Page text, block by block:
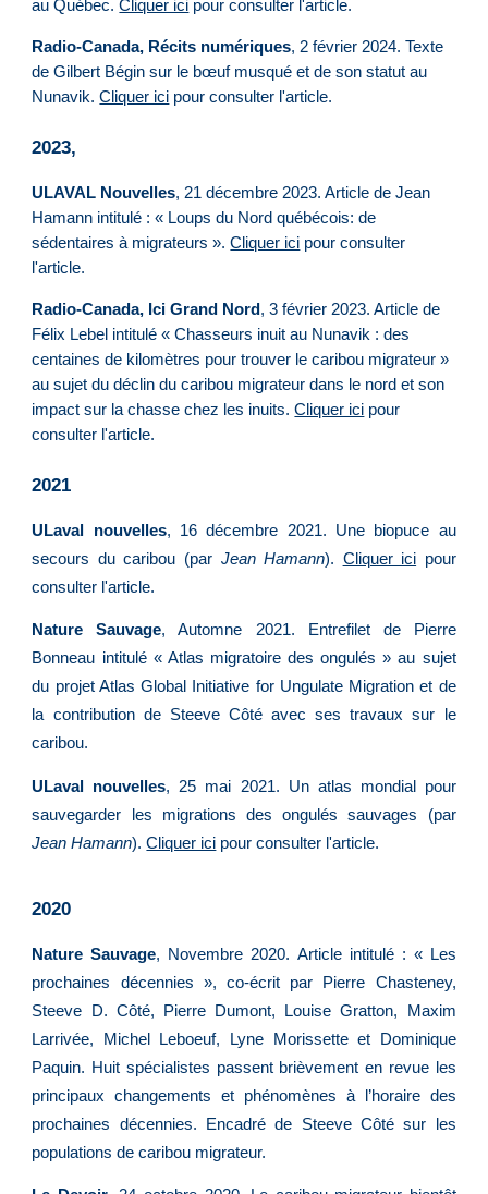
au Québec.Cliquer ici pour consulter l'article.
Radio-Canada, Récits numériques, 2 février 2024. Texte
de Gilbert Bégin sur le bœuf musqué et de son statut au
Nunavik. Cliquer ici pour consulter l'article.
2023,
ULAVAL Nouvelles, 21 décembre 2023. Article de Jean
Hamann intitulé : « Loups du Nord québécois: de
sédentaires à migrateurs ».Cliquer ici pour consulter
l'article.
Radio-Canada, Ici Grand Nord , 3 février 2023. Article de
Félix Lebel intitulé « Chasseurs inuit au Nunavik : des
centaines de kilomètres pour trouver le caribou migrateur »
au sujet du déclin du caribou migrateur dans le nord et son
impact sur la chasse chez les inuits. Cliquer ici pour
consulter l'article.
2021
ULaval nouvelles, 16 décembre 2021. Une biopuce au
secours du caribou (par Jean Hamann). Cliquer ici pour
consulter l'article.
Nature Sauvage, Automne 2021.
Entrefilet de Pierre
Bonneau intitulé « Atlas migratoire des ongulés » au sujet
du projet Atlas Global Initiative for Ungulate Migration et de
la contribution de Steeve Côté avec ses travaux sur le
caribou.
ULaval nouvelles, 25 mai 2021. Un atlas mondial pour
sauvegarder les migrations des ongulés sauvages (par
Jean Hamann).Cliquer ici pour consulter l'article.
2020
Nature Sauvage, Novembre 2020. Article intitulé : « Les
prochaines décennies », co-écrit par Pierre Chasteney,
Steeve D. Côté, Pierre Dumont, Louise Gratton, Maxim
Larrivée, Michel Leboeuf, Lyne Morissette et Dominique
Paquin. Huit spécialistes passent brièvement en revue les
principaux changements et phénomènes à l’horaire des
prochaines décennies.
Encadré de Steeve Côté sur les
populations de caribou migrateur.